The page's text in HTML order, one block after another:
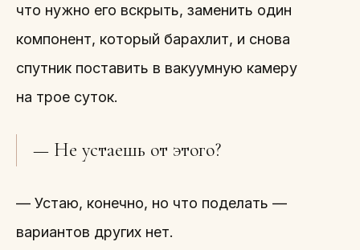
что нужно его вскрыть, заменить один
компонент, который барахлит, и снова
спутник поставить в вакуумную камеру
на трое суток.
— Не устаешь от этого?
— Устаю, конечно, но что поделать —
вариантов других нет.